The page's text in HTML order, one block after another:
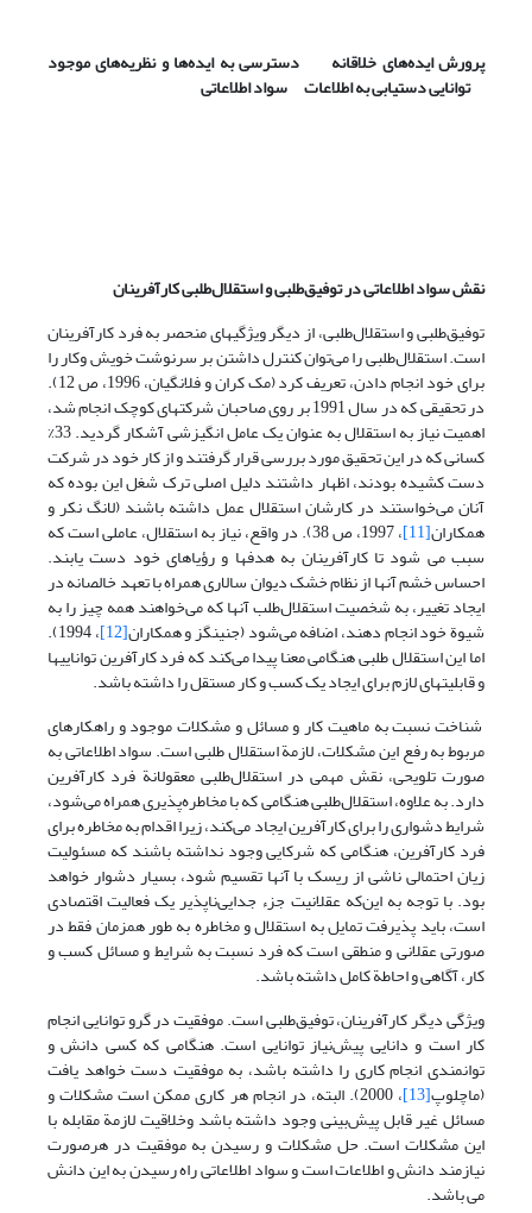
پرورش ایده‌های خلاقانه دسترسی به ایده‌ها و نظریه‌های موجود
توانایی دستیابی به اطلاعات سواد اطلاعاتی
نقش سواد اطلاعاتی در توفیق‌طلبی و استقلال‌طلبی کارآفرینان
توفیق‌طلبی و استقلال‌طلبی، از دیگر ویژگیهای منحصر به فرد کارآفرینان
است. استقلال‌طلبی را می‌توان کنترل داشتن بر سرنوشت خویش وکار را
برای خود انجام دادن، تعریف کرد (مک کران و فلانگیان، 1996، ص 12).
در تحقیقی که در سال 1991 بر روی صاحبان شرکتهای کوچک انجام شد،
اهمیت نیاز به استقلال به عنوان یک عامل انگیزشی آشکار گردید. 33%
کسانی که در این تحقیق مورد بررسی قرار گرفتند و از کار خود در شرکت
دست کشیده بودند، اظهار داشتند دلیل اصلی ترک شغل این بوده که
آنان می‌خواستند در کارشان استقلال عمل داشته باشند (لانگ نکر و
همکاران[11] ، 1997، ص 38). در واقع، نیاز به استقلال، عاملی است که
سبب می شود تا کارآفرینان به هدفها و رؤیاهای خود دست یابند.
احساس خشم آنها از نظام خشک دیوان سالاری همراه با تعهد خالصانه در
ایجاد تغییر، به شخصیت استقلال‌طلب آنها که می‌خواهند همه چیز را به
شیوة خود انجام دهند، اضافه می‌شود (جنینگز و همکاران[12] ، 1994).
اما این استقلال طلبی هنگامی معنا پیدا می‌کند که فرد کارآفرین تواناییها
و قابلیتهای لازم برای ایجاد یک کسب و کار مستقل را داشته باشد.
شناخت نسبت به ماهیت کار و مسائل و مشکلات موجود و راهکارهای
مربوط به رفع این مشکلات، لازمة استقلال طلبی است. سواد اطلاعاتی به
صورت تلویحی، نقش مهمی در استقلال‌طلبی معقولانة فرد کارآفرین
دارد. به علاوه، استقلال‌طلبی هنگامی که با مخاطره‌پذیری همراه می‌شود،
شرایط دشواری را برای کارآفرین ایجاد می‌کند، زیرا اقدام به مخاطره برای
فرد کارآفرین، هنگامی که شرکایی وجود نداشته باشند که مسئولیت
زیان احتمالی ناشی از ریسک با آنها تقسیم شود، بسیار دشوار خواهد
بود. با توجه به این‌که عقلانیت جزء جدایی‌ناپذیر یک فعالیت اقتصادی
است، باید پذیرفت تمایل به استقلال و مخاطره به طور همزمان فقط در
صورتی عقلانی و منطقی است که فرد نسبت به شرایط و مسائل کسب و
کار، آگاهی و احاطة کامل داشته باشد.
ویژگی دیگر کارآفرینان، توفیق‌طلبی است. موفقیت در گرو توانایی انجام
کار است و دانایی پیش‌نیاز توانایی است. هنگامی که کسی دانش و
توانمندی انجام کاری را داشته باشد، به موفقیت دست خواهد یافت
(ماچلوپ[13] ، 2000). البته، در انجام هر کاری ممکن است مشکلات و
مسائل غیر قابل پیش‌بینی وجود داشته باشد وخلاقیت لازمة مقابله با
این مشکلات است. حل مشکلات و رسیدن به موفقیت در هرصورت
نیازمند دانش و اطلاعات است و سواد اطلاعاتی راه رسیدن به این دانش
می باشد.